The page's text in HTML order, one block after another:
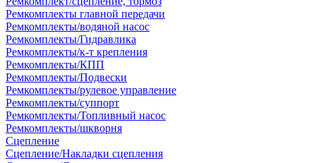
Ремкомплекты главной передачи
Ремкомплекты/водяной насос
Ремкомплекты/Гидравлика
Ремкомплекты/к-т крепления
Ремкомплекты/КПП
Ремкомплекты/Подвески
Ремкомплекты/рулевое управление
Ремкомплекты/суппорт
Ремкомплекты/Топливный насос
Ремкомплекты/шкворня
Сцепление
Сцепление/Накладки сцепления